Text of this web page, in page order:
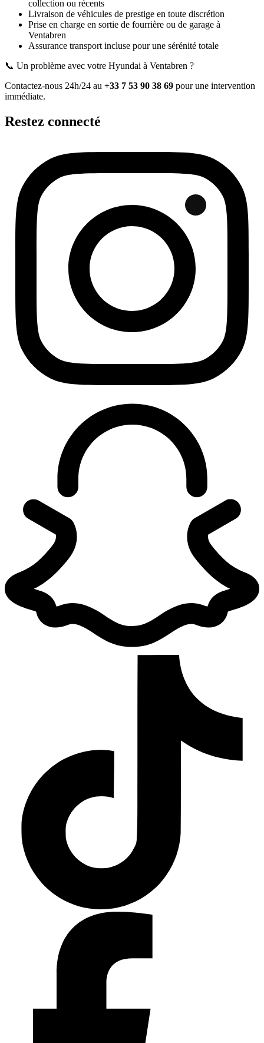
collection ou récents
Livraison de véhicules de prestige en toute discrétion
Prise en charge en sortie de fourrière ou de garage à
Ventabren
Assurance transport incluse pour une sérénité totale
📞 Un problème avec votre Hyundai à Ventabren ?
Contactez-nous 24h/24 au +33 7 53 90 38 69 pour une intervention
immédiate.
Restez connecté